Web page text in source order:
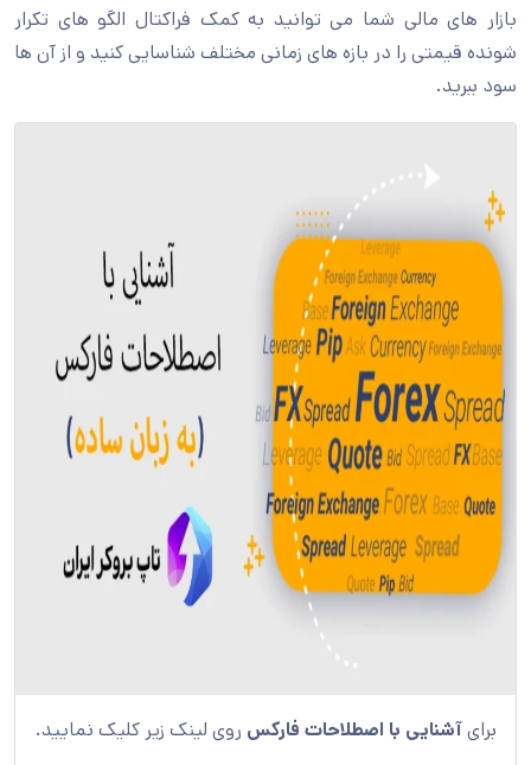
بازار های مالی شما می توانید به کمک فراکتال الگو های تکرار
شونده قیمتی را در بازه های زمانی مختلف شناسایی کنید و از آن ها
سود ببرید.
برایآشنایی با اصطلاحات فارکس روی لینک زیر کلیک نمایید.